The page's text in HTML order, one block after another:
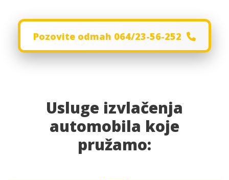
Pozovite odmah 064/23-56-252
Usluge izvlačenja
automobila koje
pružamo: